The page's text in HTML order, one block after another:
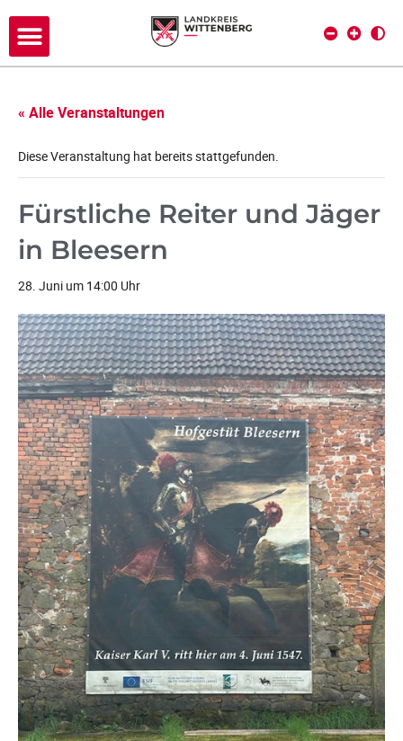
« Alle Veranstaltungen
Diese Veranstaltung hat bereits stattgefunden.
Fürstliche Reiter und Jäger
in Bleesern
28. Juni um 14:00 Uhr